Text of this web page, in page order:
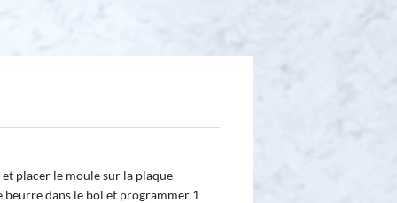
placer le moule sur la plaque
dans le bol et programmer 1